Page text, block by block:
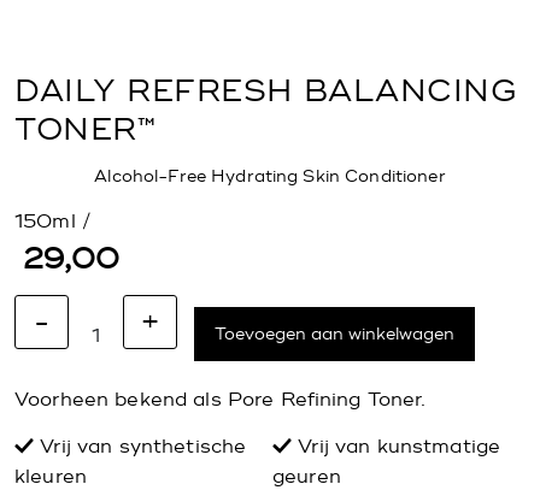
DAILY REFRESH BALANCING
TONER™
Alcohol-Free Hydrating Skin Conditioner
150ml /
29,00
- + Toevoegen aan winkelwagen
Voorheen bekend als Pore Refining Toner.
Vrij van synthetische
kleuren
Vrij van kunstmatige
geuren